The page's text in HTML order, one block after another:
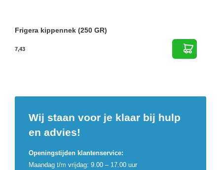
Frigera kippennek (250 GR)
7,43
Wij staan voor je klaar bij hulp
en advies!
Openingstijden klantenservice:
Maandag t/m vrijdag: 9.00 – 17.00 uur